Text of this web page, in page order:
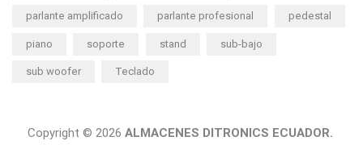
parlante amplificado parlante profesional pedestal
piano soporte stand sub-bajo
sub woofer Teclado
Copyright © 2026 ALMACENES DITRONICS ECUADOR.